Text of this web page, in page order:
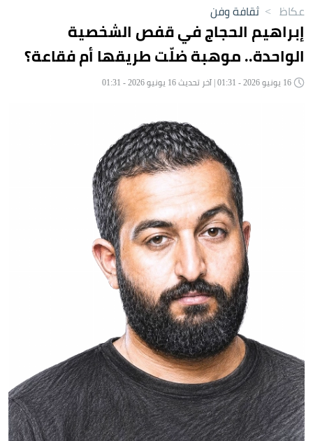
عكاظ > ثقافة وفن
إبراهيم الحجاج في قفص الشخصية
الواحدة.. موهبة ضلّت طريقها أم فقاعة؟